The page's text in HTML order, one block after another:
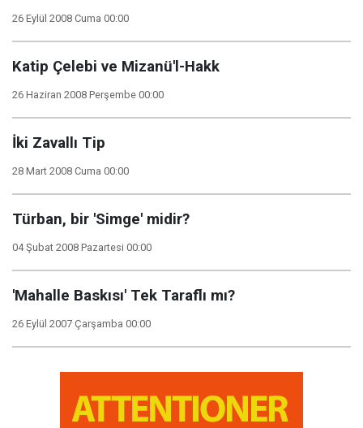
26 Eylül 2008 Cuma 00:00
Katip Çelebi ve Mizanü'l-Hakk
26 Haziran 2008 Perşembe 00:00
İki Zavallı Tip
28 Mart 2008 Cuma 00:00
Türban, bir 'Simge' midir?
04 Şubat 2008 Pazartesi 00:00
'Mahalle Baskısı' Tek Taraflı mı?
26 Eylül 2007 Çarşamba 00:00